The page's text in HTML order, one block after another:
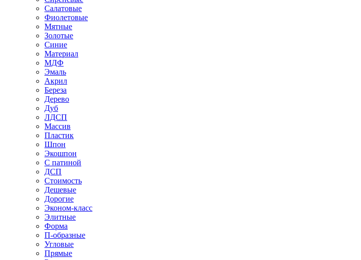
Салатовые
Фиолетовые
Мятные
Золотые
Синие
Материал
МДФ
Эмаль
Акрил
Береза
Дерево
Дуб
ЛДСП
Массив
Пластик
Шпон
Экошпон
С патиной
ДСП
Стоимость
Дешевые
Дорогие
Эконом-класс
Элитные
Форма
П-образные
Угловые
Прямые